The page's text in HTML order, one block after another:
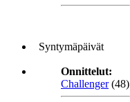
Syntymäpäivät
Onnittelut:
Challenger (48)